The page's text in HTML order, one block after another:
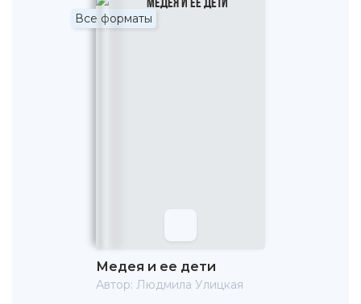
Все форматы
Медея и ее дети
Автор: Людмила Улицкая